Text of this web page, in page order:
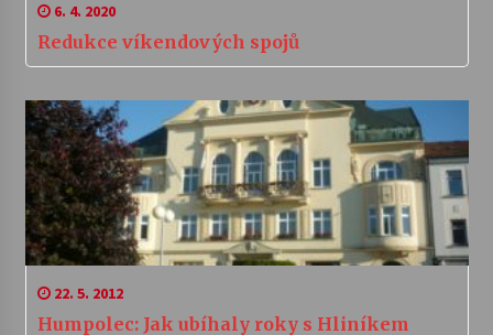
6. 4. 2020
Redukce víkendových spojů
22. 5. 2012
Humpolec: Jak ubíhaly roky s Hliníkem